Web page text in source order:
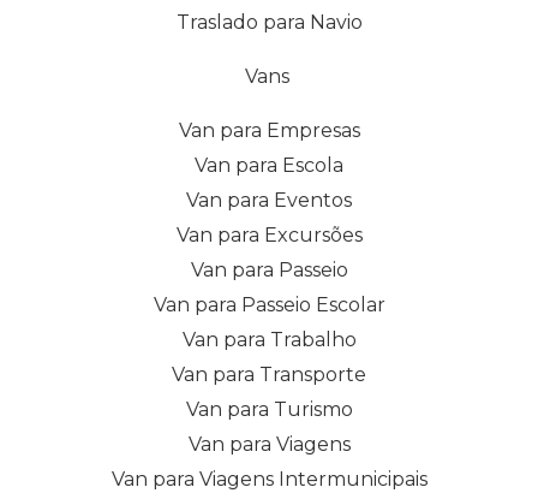
Traslado para Navio
Vans
Van para Empresas
Van para Escola
Van para Eventos
Van para Excursões
Van para Passeio
Van para Passeio Escolar
Van para Trabalho
Van para Transporte
Van para Turismo
Van para Viagens
Van para Viagens Intermunicipais